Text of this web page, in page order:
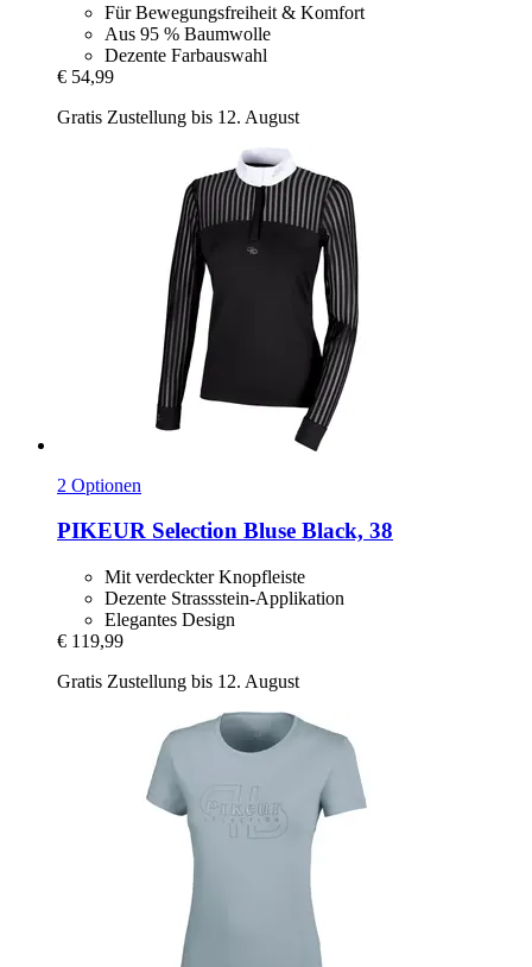
Für Bewegungsfreiheit & Komfort
Aus 95 % Baumwolle
Dezente Farbauswahl
€ 54,99
Gratis Zustellung bis 12. August
2 Optionen
PIKEUR Selection Bluse Black, 38
Mit verdeckter Knopfleiste
Dezente Strassstein-Applikation
Elegantes Design
€ 119,99
Gratis Zustellung bis 12. August